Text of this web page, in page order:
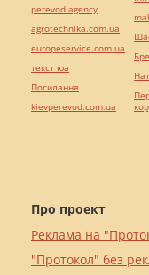
Про проект
Реклама на
"Протокол" без
perevod.agency
agrotechnika.com.ua
europeservice.com.ua
текст юа
Посилання
kievperevod.com.ua